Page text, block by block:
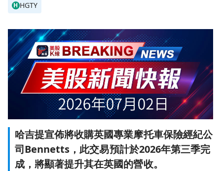
H HGTY
哈吉提宣佈將收購英國專業摩托車保險經紀公
司Bennetts，此交易預計於2026年第三季完
成，將顯著提升其在英國的營收。